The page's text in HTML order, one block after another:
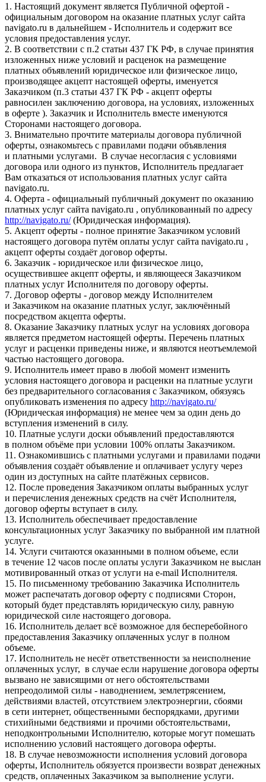
1. Настоящий документ является Публичной офертой -
официальным договором на оказание платных услуг сайта
navigato.ru в дальнейшем - Исполнитель и содержит все
условия предоставления услуг.
2. В соответствии с п.2 статьи 437 ГК РФ, в случае принятия
изложенных ниже условий и расценок на размещение
платных объявлений юридическое или физическое лицо,
производящее акцепт настоящей оферты, именуется
Заказчиком (п.3 статьи 437 ГК РФ - акцепт оферты
равносилен заключению договора, на условиях, изложенных
в оферте ). Заказчик и Исполнитель вместе именуются
Сторонами настоящего договора.
3. Внимательно прочтите материалы договора публичной
оферты, ознакомьтесь с правилами подачи объявления
и платными услугами. В случае несогласия с условиями
договора или одного из пунктов, Исполнитель предлагает
Вам отказаться от использования платных услуг сайта
navigato.ru.
4. Оферта - официальный публичный документ по оказанию
платных услуг сайта navigato.ru , опубликованный по адресу
http://navigato.ru/(Юридическая информация).
5. Акцепт оферты - полное принятие Заказчиком условий
настоящего договора путём оплаты услуг сайта navigato.ru ,
акцепт оферты создаёт договор оферты.
6. Заказчик - юридическое или физическое лицо,
осуществившее акцепт оферты, и являющееся Заказчиком
платных услуг Исполнителя по договору оферты.
7. Договор оферты - договор между Исполнителем
и Заказчиком на оказание платных услуг, заключённый
посредством акцепта оферты.
8. Оказание Заказчику платных услуг на условиях договора
является предметом настоящей оферты. Перечень платных
услуг и расценки приведены ниже, и являются неотъемлемой
частью настоящего договора.
9. Исполнитель имеет право в любой момент изменить
условия настоящего договора и расценки на платные услуги
без предварительного согласования с Заказчиком, обязуясь
опубликовать изменения по адресу http://navigato.ru/
(Юридическая информация) не менее чем за один день до
вступления изменений в силу.
10. Платные услуги доски объявлений предоставляются
в полном объёме при условии 100% оплаты Заказчиком.
11. Ознакомившись с платными услугами и правилами подачи
объявления создаёт объявление и оплачивает услугу через
один из доступных на сайте платёжных сервисов.
12. После проведения Заказчиком оплаты выбранных услуг
и перечисления денежных средств на счёт Исполнителя,
договор оферты вступает в силу.
13. Исполнитель обеспечивает предоставление
консультационных услуг Заказчику по выбранной им платной
услуге.
14. Услуги считаются оказанными в полном объеме, если
в течение 12 часов после оплаты услуги Заказчиком не выслан
мотивированный отказ от услуги на e-mail Исполнителя.
15. По письменному требованию Заказчика Исполнитель
может распечатать договор оферту с подписями Сторон,
который будет представлять юридическую силу, равную
юридической силе настоящего договора.
16. Исполнитель делает всё возможное для бесперебойного
предоставления Заказчику оплаченных услуг в полном
объеме.
17. Исполнитель не несёт ответственности за неисполнение
оплаченных услуг, в случае если нарушение договора оферты
вызвано не зависящими от него обстоятельствами
непреодолимой силы - наводнением, землетрясением,
действиями властей, отсутствием электроэнергии, сбоями
в сети интернет, общественными беспорядками, другими
стихийными бедствиями и прочими обстоятельствами,
неподконтрольными Исполнителю, которые могут помешать
исполнению условий настоящего договора оферты.
18. В случае невозможности исполнения условий договора
оферты, Исполнитель обязуется произвести возврат денежных
средств, оплаченных Заказчиком за выполнение услуги.